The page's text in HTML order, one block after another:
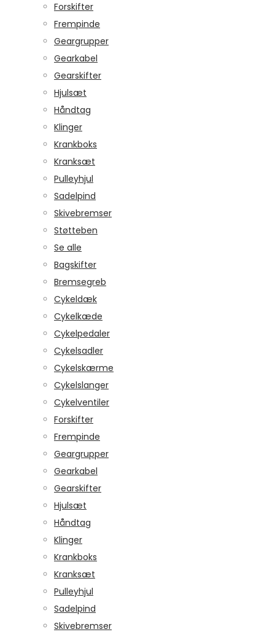
Forskifter
Frempinde
Geargrupper
Gearkabel
Gearskifter
Hjulsæt
Håndtag
Klinger
Krankboks
Kranksæt
Pulleyhjul
Sadelpind
Skivebremser
Støtteben
Se alle
Bagskifter
Bremsegreb
Cykeldæk
Cykelkæde
Cykelpedaler
Cykelsadler
Cykelskærme
Cykelslanger
Cykelventiler
Forskifter
Frempinde
Geargrupper
Gearkabel
Gearskifter
Hjulsæt
Håndtag
Klinger
Krankboks
Kranksæt
Pulleyhjul
Sadelpind
Skivebremser